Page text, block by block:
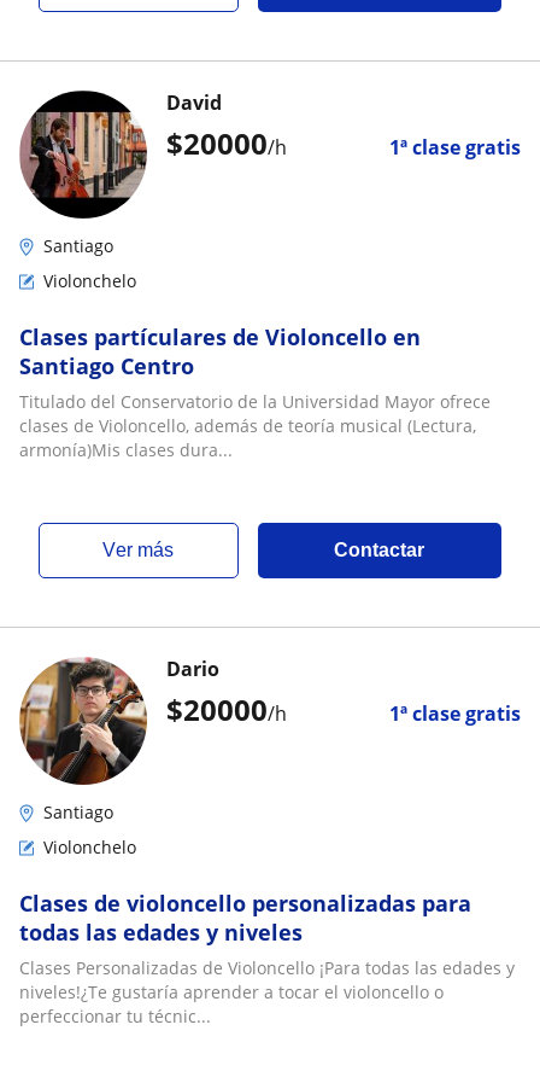
$20000/h 1ª clase gratis
David
Santiago
Violonchelo
Clases partículares de Violoncello en
Santiago Centro
Titulado del Conservatorio de la Universidad Mayor ofrece
clases de Violoncello, además de teoría musical (Lectura,
armonía)Mis clases dura...
ver más Contactar
$20000/h 1ª clase gratis
Dario
Santiago
Violonchelo
Clases de violoncello personalizadas para
todas las edades y niveles
Clases Personalizadas de Violoncello ¡Para todas las edades y
niveles!¿Te gustaría aprender a tocar el violoncello o
perfeccionar tu técnic...